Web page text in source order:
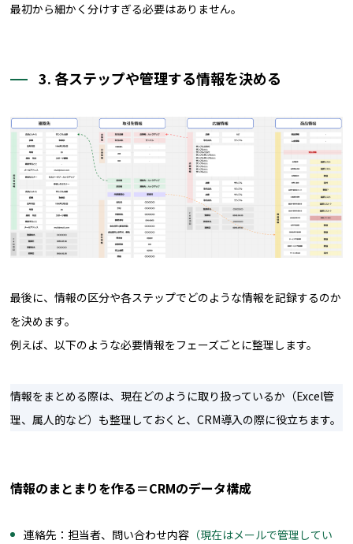
最初から細かく分けすぎる必要はありません。
3. 各ステップや管理する情報を決める
最後に、情報の区分や各ステップでどのような情報を記録するのか
を決めます。
例えば、以下のような必要情報をフェーズごとに整理します。
情報をまとめる際は、現在どのように取り扱っているか（Excel管
理、属人的など）も整理しておくと、CRM導入の際に役立ちます。
情報のまとまりを作る＝CRMのデータ構成
連絡先：担当者、問い合わせ内容 （現在はメールで管理してい